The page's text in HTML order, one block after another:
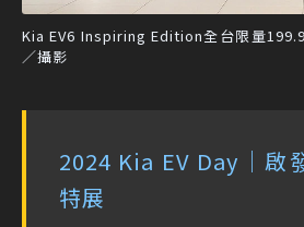
Kia EV6 Inspiring Edition全台限量
／攝影
2024 Kia EV Day｜啟
特展